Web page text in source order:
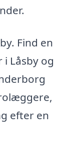
Find en
Låsby og
efter en